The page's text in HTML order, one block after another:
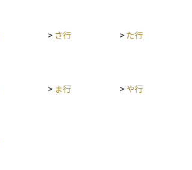
> さ行 > た行
> ま行 > や行